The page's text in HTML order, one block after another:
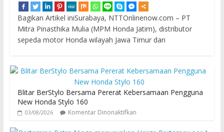
Bagikan Artikel iniSurabaya, NTTOnlinenow.com – PT
Mitra Pinasthika Mulia (MPM Honda Jatim), distributor
sepeda motor Honda wilayah Jawa Timur dan
Blitar BerStylo Bersama Pererat Kebersamaan Pengguna
New Honda Stylo 160
03/08/2026 Komentar Dinonaktifkan